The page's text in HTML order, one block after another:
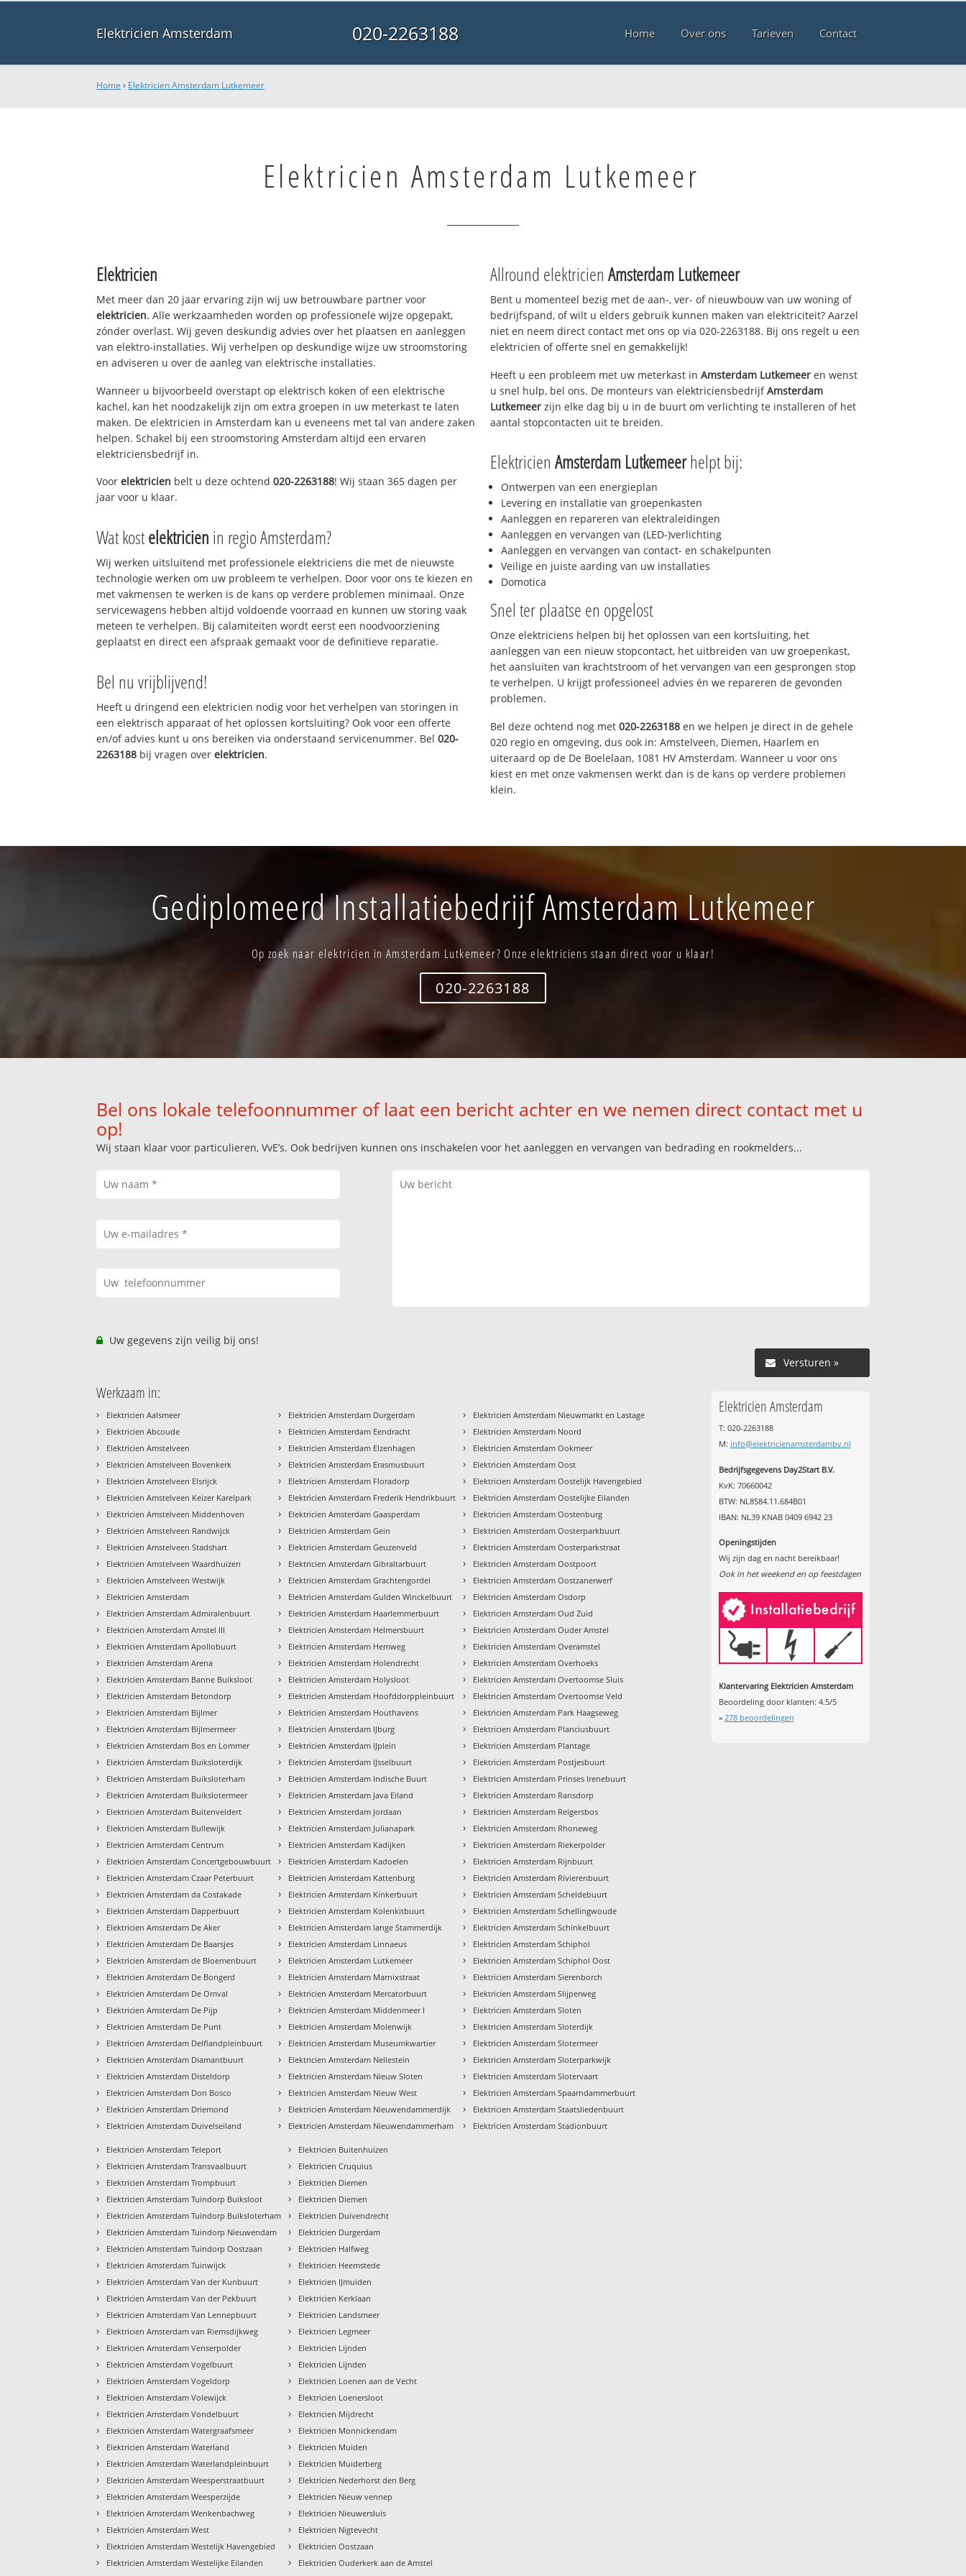
Elektricien Amsterdam 020-2263188 Home Over ons Tarieven Contact
Home › Elektricien Amsterdam Lutkemeer
Elektricien Amsterdam Lutkemeer
Elektricien
Met meer dan 20 jaar ervaring zijn wij uw betrouwbare partner voor
elektricien. Alle werkzaamheden worden op professionele wijze opgepakt,
zónder overlast. Wij geven deskundig advies over het plaatsen en aanleggen
van elektro-installaties. Wij verhelpen op deskundige wijze uw stroomstoring
en adviseren u over de aanleg van elektrische installaties.
Wanneer u bijvoorbeeld overstapt op elektrisch koken of een elektrische
kachel, kan het noodzakelijk zijn om extra groepen in uw meterkast te laten
maken. De elektricien in Amsterdam kan u eveneens met tal van andere zaken
helpen. Schakel bij een stroomstoring Amsterdam altijd een ervaren
elektriciensbedrijf in.
Voorelektricien belt u deze ochtend020-2263188! Wij staan 365 dagen per
jaar voor u klaar.
Wat kostelektricien in regio Amsterdam?
Wij werken uitsluitend met professionele elektriciens die met de nieuwste
technologie werken om uw probleem te verhelpen. Door voor ons te kiezen en
met vakmensen te werken is de kans op verdere problemen minimaal. Onze
servicewagens hebben altijd voldoende voorraad en kunnen uw storing vaak
meteen te verhelpen. Bij calamiteiten wordt eerst een noodvoorziening
geplaatst en direct een afspraak gemaakt voor de definitieve reparatie.
Bel nu vrijblijvend!
Heeft u dringend een elektricien nodig voor het verhelpen van storingen in
een elektrisch apparaat of het oplossen kortsluiting? Ook voor een offerte
en/of advies kunt u ons bereiken via onderstaand servicenummer. Bel020-
2263188 bij vragen overelektricien.
Allround elektricien Amsterdam Lutkemeer
Bent u momenteel bezig met de aan-, ver- of nieuwbouw van uw woning of
bedrijfspand, of wilt u elders gebruik kunnen maken van elektriciteit? Aarzel
niet en neem direct contact met ons op via 020-2263188. Bij ons regelt u een
elektricien of offerte snel en gemakkelijk!
Heeft u een probleem met uw meterkast in Amsterdam Lutkemeer en wenst
u snel hulp, bel ons. De monteurs van elektriciensbedrijfAmsterdam
Lutkemeer zijn elke dag bij u in de buurt om verlichting te installeren of het
aantal stopcontacten uit te breiden.
Elektricien Amsterdam Lutkemeerhelpt bij:
Ontwerpen van een energieplan
Levering en installatie van groepenkasten
Aanleggen en repareren van elektraleidingen
Aanleggen en vervangen van (LED-)verlichting
Aanleggen en vervangen van contact- en schakelpunten
Veilige en juiste aarding van uw installaties
Domotica
Snel ter plaatse en opgelost
Onze elektriciens helpen bij het oplossen van een kortsluiting, het
aanleggen van een nieuw stopcontact, het uitbreiden van uw groepenkast,
het aansluiten van krachtstroom of het vervangen van een gesprongen stop
te verhelpen. U krijgt professioneel advies én we repareren de gevonden
problemen.
Bel deze ochtend nog met 020-2263188 en we helpen je direct in de gehele
020 regio en omgeving, dus ook in: Amstelveen, Diemen, Haarlem en
uiteraard op de De Boelelaan, 1081 HV Amsterdam. Wanneer u voor ons
kiest en met onze vakmensen werkt dan is de kans op verdere problemen
klein.
Gediplomeerd Installatiebedrijf Amsterdam Lutkemeer
Op zoek naar elektricien in Amsterdam Lutkemeer? Onze elektriciens staan direct voor u klaar!
020-2263188
Bel ons lokale telefoonnummer of laat een bericht achter en we nemen direct contact met u
op!
Wij staan klaar voor particulieren, VvE’s. Ook bedrijven kunnen ons inschakelen voor het aanleggen en vervangen van bedrading en rookmelders...
Uw gegevens zijn veilig bij ons!
Versturen »
Werkzaam in:
› Elektricien Aalsmeer
› Elektricien Abcoude
› Elektricien Amstelveen
› Elektricien Amstelveen Bovenkerk
› Elektricien Amstelveen Elsrijck
› Elektricien Amstelveen Keizer Karelpark
› Elektricien Amstelveen Middenhoven
› Elektricien Amstelveen Randwijck
› Elektricien Amstelveen Stadshart
› Elektricien Amstelveen Waardhuizen
› Elektricien Amstelveen Westwijk
› Elektricien Amsterdam
› Elektricien Amsterdam Admiralenbuurt
› Elektricien Amsterdam Amstel III
› Elektricien Amsterdam Apollobuurt
› Elektricien Amsterdam Arena
› Elektricien Amsterdam Banne Buiksloot
› Elektricien Amsterdam Betondorp
› Elektricien Amsterdam Bijlmer
› Elektricien Amsterdam Bijlmermeer
› Elektricien Amsterdam Bos en Lommer
› Elektricien Amsterdam Buiksloterdijk
› Elektricien Amsterdam Buiksloterham
› Elektricien Amsterdam Buikslotermeer
› Elektricien Amsterdam Buitenveldert
› Elektricien Amsterdam Bullewijk
› Elektricien Amsterdam Centrum
› Elektricien Amsterdam Concertgebouwbuurt
› Elektricien Amsterdam Czaar Peterbuurt
› Elektricien Amsterdam da Costakade
› Elektricien Amsterdam Dapperbuurt
› Elektricien Amsterdam De Aker
› Elektricien Amsterdam De Baarsjes
› Elektricien Amsterdam de Bloemenbuurt
› Elektricien Amsterdam De Bongerd
› Elektricien Amsterdam De Omval
› Elektricien Amsterdam De Pijp
› Elektricien Amsterdam De Punt
› Elektricien Amsterdam Delflandpleinbuurt
› Elektricien Amsterdam Diamantbuurt
› Elektricien Amsterdam Disteldorp
› Elektricien Amsterdam Don Bosco
› Elektricien Amsterdam Driemond
› Elektricien Amsterdam Duivelseiland
› Elektricien Amsterdam Durgerdam
› Elektricien Amsterdam Eendracht
› Elektricien Amsterdam Elzenhagen
› Elektricien Amsterdam Erasmusbuurt
› Elektricien Amsterdam Floradorp
› Elektricien Amsterdam Frederik Hendrikbuurt
› Elektricien Amsterdam Gaasperdam
› Elektricien Amsterdam Gein
› Elektricien Amsterdam Geuzenveld
› Elektricien Amsterdam Gibraltarbuurt
› Elektricien Amsterdam Grachtengordel
› Elektricien Amsterdam Gulden Winckelbuurt
› Elektricien Amsterdam Haarlemmerbuurt
› Elektricien Amsterdam Helmersbuurt
› Elektricien Amsterdam Hemweg
› Elektricien Amsterdam Holendrecht
› Elektricien Amsterdam Holysloot
› Elektricien Amsterdam Hoofddorppleinbuurt
› Elektricien Amsterdam Houthavens
› Elektricien Amsterdam IJburg
› Elektricien Amsterdam IJplein
› Elektricien Amsterdam IJsselbuurt
› Elektricien Amsterdam Indische Buurt
› Elektricien Amsterdam Java Eiland
› Elektricien Amsterdam Jordaan
› Elektricien Amsterdam Julianapark
› Elektricien Amsterdam Kadijken
› Elektricien Amsterdam Kadoelen
› Elektricien Amsterdam Kattenburg
› Elektricien Amsterdam Kinkerbuurt
› Elektricien Amsterdam Kolenkitbuurt
› Elektricien Amsterdam lange Stammerdijk
› Elektricien Amsterdam Linnaeus
› Elektricien Amsterdam Lutkemeer
› Elektricien Amsterdam Marnixstraat
› Elektricien Amsterdam Mercatorbuurt
› Elektricien Amsterdam Middenmeer I
› Elektricien Amsterdam Molenwijk
› Elektricien Amsterdam Museumkwartier
› Elektricien Amsterdam Nellestein
› Elektricien Amsterdam Nieuw Sloten
› Elektricien Amsterdam Nieuw West
› Elektricien Amsterdam Nieuwendammerdijk
› Elektricien Amsterdam Nieuwendammerham
› Elektricien Amsterdam Nieuwmarkt en Lastage
› Elektricien Amsterdam Noord
› Elektricien Amsterdam Ookmeer
› Elektricien Amsterdam Oost
› Elektricien Amsterdam Oostelijk Havengebied
› Elektricien Amsterdam Oostelijke Eilanden
› Elektricien Amsterdam Oostenburg
› Elektricien Amsterdam Oosterparkbuurt
› Elektricien Amsterdam Oosterparkstraat
› Elektricien Amsterdam Oostpoort
› Elektricien Amsterdam Oostzanerwerf
› Elektricien Amsterdam Osdorp
› Elektricien Amsterdam Oud Zuid
› Elektricien Amsterdam Ouder Amstel
› Elektricien Amsterdam Overamstel
› Elektricien Amsterdam Overhoeks
› Elektricien Amsterdam Overtoomse Sluis
› Elektricien Amsterdam Overtoomse Veld
› Elektricien Amsterdam Park Haagseweg
› Elektricien Amsterdam Planciusbuurt
› Elektricien Amsterdam Plantage
› Elektricien Amsterdam Postjesbuurt
› Elektricien Amsterdam Prinses Irenebuurt
› Elektricien Amsterdam Ransdorp
› Elektricien Amsterdam Reigersbos
› Elektricien Amsterdam Rhoneweg
› Elektricien Amsterdam Riekerpolder
› Elektricien Amsterdam Rijnbuurt
› Elektricien Amsterdam Rivierenbuurt
› Elektricien Amsterdam Scheldebuurt
› Elektricien Amsterdam Schellingwoude
› Elektricien Amsterdam Schinkelbuurt
› Elektricien Amsterdam Schiphol
› Elektricien Amsterdam Schiphol Oost
› Elektricien Amsterdam Sierenborch
› Elektricien Amsterdam Slijperweg
› Elektricien Amsterdam Sloten
› Elektricien Amsterdam Sloterdijk
› Elektricien Amsterdam Slotermeer
› Elektricien Amsterdam Sloterparkwijk
› Elektricien Amsterdam Slotervaart
› Elektricien Amsterdam Spaarndammerbuurt
› Elektricien Amsterdam Staatsliedenbuurt
› Elektricien Amsterdam Stadionbuurt
› Elektricien Amsterdam Teleport
› Elektricien Amsterdam Transvaalbuurt
› Elektricien Amsterdam Trompbuurt
› Elektricien Amsterdam Tuindorp Buiksloot
› Elektricien Amsterdam Tuindorp Buiksloterham
› Elektricien Amsterdam Tuindorp Nieuwendam
› Elektricien Amsterdam Tuindorp Oostzaan
› Elektricien Amsterdam Tuinwijck
› Elektricien Amsterdam Van der Kunbuurt
› Elektricien Amsterdam Van der Pekbuurt
› Elektricien Amsterdam Van Lennepbuurt
› Elektricien Amsterdam van Riemsdijkweg
› Elektricien Amsterdam Venserpolder
› Elektricien Amsterdam Vogelbuurt
› Elektricien Amsterdam Vogeldorp
› Elektricien Amsterdam Volewijck
› Elektricien Amsterdam Vondelbuurt
› Elektricien Amsterdam Watergraafsmeer
› Elektricien Amsterdam Waterland
› Elektricien Amsterdam Waterlandpleinbuurt
› Elektricien Amsterdam Weesperstraatbuurt
› Elektricien Amsterdam Weesperzijde
› Elektricien Amsterdam Wenkenbachweg
› Elektricien Amsterdam West
› Elektricien Amsterdam Westelijk Havengebied
› Elektricien Amsterdam Westelijke Eilanden
› Elektricien Buitenhuizen
› Elektricien Cruquius
› Elektricien Diemen
› Elektricien Diemen
› Elektricien Duivendrecht
› Elektricien Durgerdam
› Elektricien Halfweg
› Elektricien Heemstede
› Elektricien IJmuiden
› Elektricien Kerklaan
› Elektricien Landsmeer
› Elektricien Legmeer
› Elektricien Lijnden
› Elektricien Lijnden
› Elektricien Loenen aan de Vecht
› Elektricien Loenersloot
› Elektricien Mijdrecht
› Elektricien Monnickendam
› Elektricien Muiden
› Elektricien Muiderberg
› Elektricien Nederhorst den Berg
› Elektricien Nieuw vennep
› Elektricien Nieuwersluis
› Elektricien Nigtevecht
› Elektricien Oostzaan
› Elektricien Ouderkerk aan de Amstel
Elektricien Amsterdam
T: 020-2263188
M: info@elektricienamsterdambv.nl
Bedrijfsgegevens Day2Start B.V.
KvK: 70660042
BTW: NL8584.11.684B01
IBAN: NL39 KNAB 0409 6942 23
Openingstijden
Wij zijn dag en nacht bereikbaar!
Ook in het weekend en op feestdagen
Klantervaring Elektricien Amsterdam
Beoordeling door klanten: 4.5/5
» 278beoordelingen